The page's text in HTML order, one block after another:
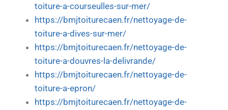
toiture-a-courseulles-sur-mer/
https://bmjtoiturecaen.fr/nettoyage-de-
toiture-a-dives-sur-mer/
https://bmjtoiturecaen.fr/nettoyage-de-
toiture-a-douvres-la-delivrande/
https://bmjtoiturecaen.fr/nettoyage-de-
toiture-a-epron/
https://bmjtoiturecaen.fr/nettoyage-de-